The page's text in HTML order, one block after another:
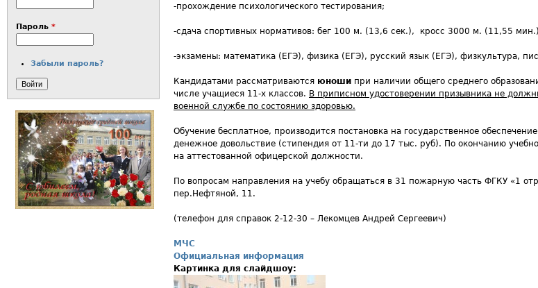
-прохождение психологического тестирования;
-сдача спортивных нормативов: бег 100 м. (13,6 сек.), кросс 3000 м. (11,55
-экзамены: математика (ЕГЭ), физика (ЕГЭ), русский язык (ЕГЭ), физкультура,
Кандидатами рассматриваются юноши при наличии общего среднего
числе учащиеся 11-х классов. В приписном удостоверении призывника не
военной службе по состоянию здоровью.
Обучение бесплатное, производится постановка на государственное
денежное довольствие (стипендия от 11-ти до 17 тыс. руб). По окончанию
на аттестованной офицерской должности.
По вопросам направления на учебу обращаться в 31 пожарную часть ФГКУ «1
пер.Нефтяной, 11.
(телефон для справок 2-12-30 – Лекомцев Андрей Сергеевич)
МЧС
Официальная информация
Картинка для слайдшоу:
Пароль *
Забыли пароль?